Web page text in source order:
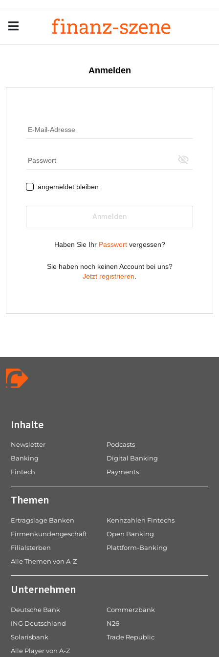
Inhalte
Newsletter
Podcasts
Banking
Digital Banking
Fintech
Payments
Themen
Ertragslage Banken
Kennzahlen Fintechs
Firmenkundengeschäft
Open Banking
Filialsterben
Plattform-Banking
Alle Themen von A-Z
Unternehmen
Deutsche Bank
Commerzbank
ING Deutschland
N26
Solarisbank
Trade Republic
Alle Player von A-Z